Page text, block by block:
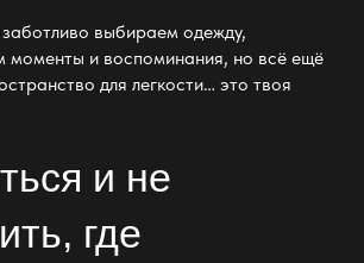
выбираем одежду,
моменты и воспоминания, но всё ещё
для легкости… это твоя
и не
где